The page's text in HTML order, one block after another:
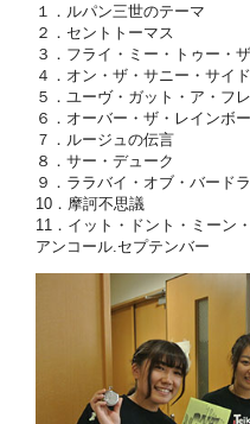
１．ルパン三世のテーマ
２．セントトーマス
３．フライ・ミー・トゥー・
４．オン・ザ・サニー・サイ
５．ユーヴ・ガット・ア・フ
６．オーバー・ザ・レインボー
７．ルージュの伝言
８．サー・デューク
９．ララバイ・オブ・バード
10．摩訶不思議
11．イット・ドント・ミーン
アンコール.セプテンバー